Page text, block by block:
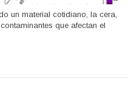
un material cotidiano, la cera,
que afectan el